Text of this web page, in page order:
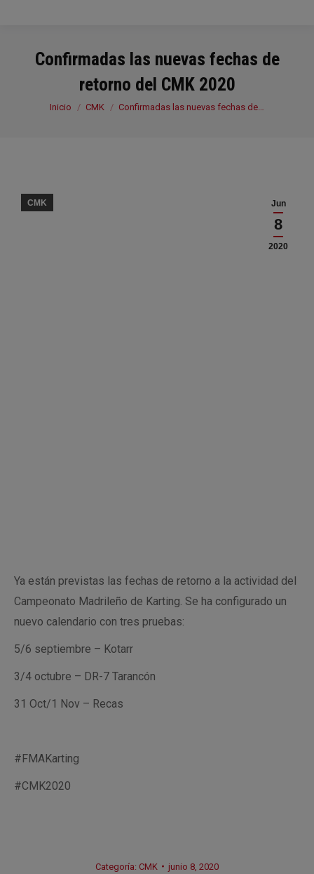
Confirmadas las nuevas fechas de
retorno del CMK 2020
Estás aquí:
Inicio CMK Confirmadas las nuevas fechas de…
Jun
8
2020
CMK
Ya están previstas las fechas de retorno a la actividad del
Campeonato Madrileño de Karting. Se ha configurado un
nuevo calendario con tres pruebas:
5/6 septiembre – Kotarr
3/4 octubre – DR-7 Tarancón
31 Oct/1 Nov – Recas
#FMAKarting
#CMK2020
Categoría: CMK junio 8, 2020